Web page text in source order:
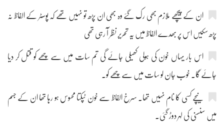
ان کے پیچھے ملازم بھی رک گئے وہ بھی ان پڑھ تو نہیں تھے کہ پوسٹر کے الفاظ نہ
پڑھ سکیں اس پر بھدے الفاظ میں یہ تحریر نظر آ رہی تھی
اس بار یہاں خون کی ہولی کھیلی جائے گی تم سات میں سے چھے کو قتل کر دیا
جائے گا۔ خوب جان لو سات میں سے چھے کو۔
نیچے کسی کا نام نہیں تھا۔ سرخ الفاظ سے خون ٹپکتا محسوس ہو رہا تھا ان کے جسم
میں سنسنی کی لہر دوڑ گئی۔